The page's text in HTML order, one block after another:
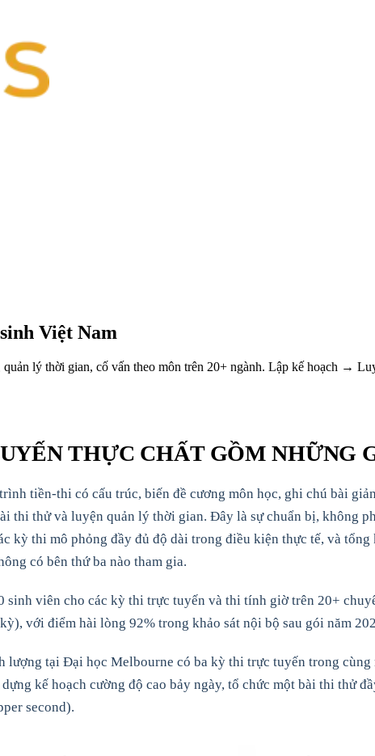
Việt Nam
lý thời gian, cố vấn theo môn trên 20+ ngành. Lập kế hoạch →
THỰC CHẤT GỒM NHỮNG
tiền-thi có cấu trúc, biến đề cương môn học, ghi chú bài
thi thử và luyện quản lý thời gian. Đây là sự chuẩn bị, không
kỳ thi mô phỏng đầy đủ độ dài trong điều kiện thực tế, và
có bên thứ ba nào tham gia.
sinh viên cho các kỳ thi trực tuyến và thi tính giờ trên 20+
với điểm hài lòng 92% trong khảo sát nội bộ sau gói năm
tại Đại học Melbourne có ba kỳ thi trực tuyến trong
kế hoạch cường độ cao bảy ngày, tổ chức một bài thi thử
second).